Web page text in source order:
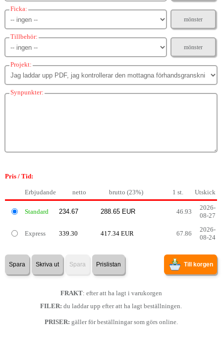
Ficka:
mönster
Tillbehör:
mönster
Projekt:
Synpunkter:
Pris / Tid:
Erbjudande netto brutto (23%) 1 st. Utskick
Standard 46.93
2026-
08-27
Express 339.30 417.34 EUR 67.86
2026-
08-24
Spara Skriva ut Spara Prislistan Till korgen
FRAKT: efter att ha lagt i varukorgen
FILER: du laddar upp efter att ha lagt beställningen.
PRISER: gäller för beställningar som görs online.